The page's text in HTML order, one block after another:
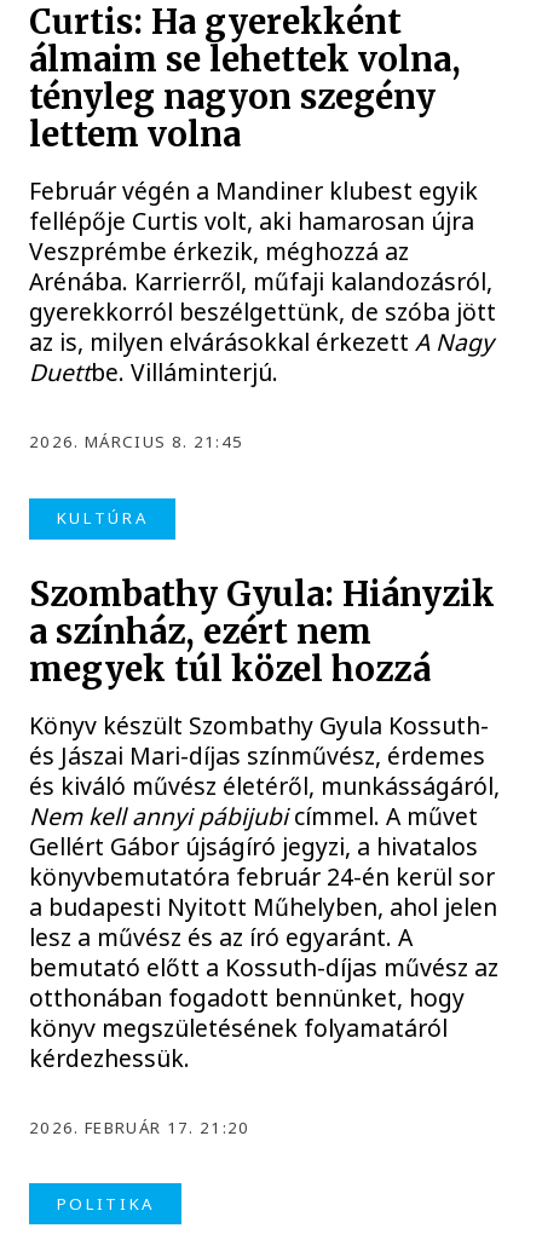
Curtis: Ha gyerekként
álmaim se lehettek volna,
tényleg nagyon szegény
lettem volna
Február végén a Mandiner klubest egyik
fellépője Curtis volt, aki hamarosan újra
Veszprémbe érkezik, méghozzá az
Arénába. Karrierről, műfaji kalandozásról,
gyerekkorról beszélgettünk, de szóba jött
az is, milyen elvárásokkal érkezettA Nagy
Duettbe. Villáminterjú.
2026. MÁRCIUS 8. 21:45
KULTÚRA
Szombathy Gyula: Hiányzik
a színház, ezért nem
megyek túl közel hozzá
Könyv készült Szombathy Gyula Kossuth-
és Jászai Mari-díjas színművész, érdemes
és kiváló művész életéről, munkásságáról,
Nem kell annyi pábijubicímmel. A művet
Gellért Gábor újságíró jegyzi, a hivatalos
könyvbemutatóra február 24-én kerül sor
a budapesti Nyitott Műhelyben, ahol jelen
lesz a művész és az író egyaránt. A
bemutató előtt a Kossuth-díjas művész az
otthonában fogadott bennünket, hogy
könyv megszületésének folyamatáról
kérdezhessük.
2026. FEBRUÁR 17. 21:20
POLITIKA